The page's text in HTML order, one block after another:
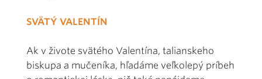
SVÄTÝ VALENTÍN
Ak v živote svätého Valentína, talianskeho
biskupa a mučeníka, hľadáme veľkolepý príbeh